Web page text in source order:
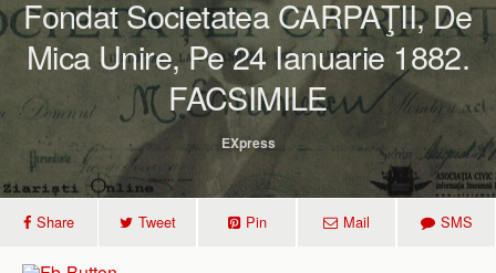
Fondat Societatea CARPAŢII, De
Mica Unire, Pe 24 Ianuarie 1882.
FACSIMILE
EXpress
Share Tweet Pin Mail SMS